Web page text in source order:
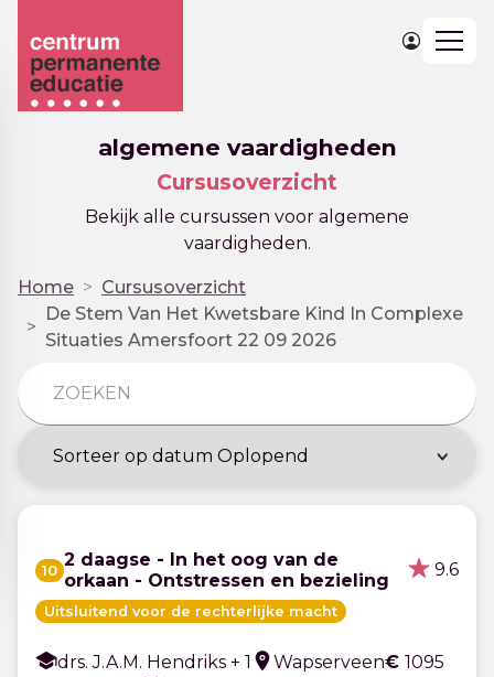
algemene vaardigheden
Cursusoverzicht
Bekijk alle cursussen voor algemene
vaardigheden.
Home
Cursusoverzicht
De Stem Van Het Kwetsbare Kind In Complexe
Situaties Amersfoort 22 09 2026
10 2 daagse - In het oog van de
orkaan - Ontstressen en bezieling
9.6
Uitsluitend voor de rechterlijke macht
drs. J.A.M. Hendriks + 1 Wapserveen€ 1095